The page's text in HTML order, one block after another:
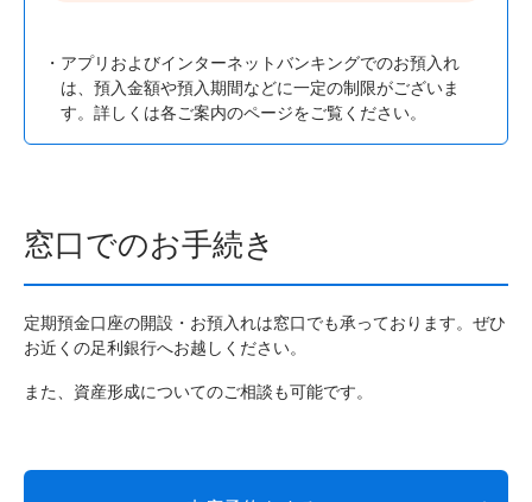
アプリおよびインターネットバンキングでのお預入れ
は、預入金額や預入期間などに一定の制限がございま
す。詳しくは各ご案内のページをご覧ください。
窓口でのお手続き
定期預金口座の開設・お預入れは窓口でも承っております。ぜひ
お近くの足利銀行へお越しください。
また、資産形成についてのご相談も可能です。